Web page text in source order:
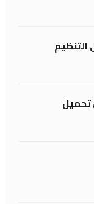
تحميل